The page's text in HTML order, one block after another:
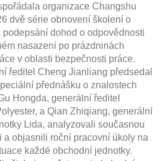
organizace Changshu
dvě série obnovení školení o
podepsání dohod o odpovědnosti
nasazení po prázdninách
v oblasti bezpečnosti práce.
ředitel Cheng Jianliang předsedal
přednášku o znalostech
Hongda, generální ředitel
a Qian Zhiqiang, generální
Lida, analyzovali současnou
a objasnili roční pracovní úkoly na
každé obchodní jednotky.